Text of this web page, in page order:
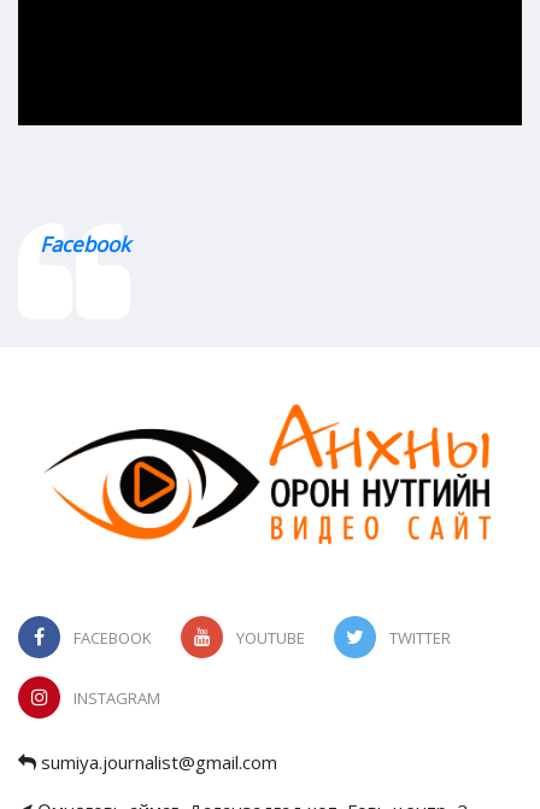
Facebook
FACEBOOK YOUTUBE TWITTER
INSTAGRAM
sumiya.journalist@gmail.com